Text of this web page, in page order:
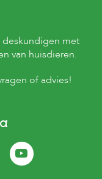
deskundigen met
van huisdieren.
of advies!